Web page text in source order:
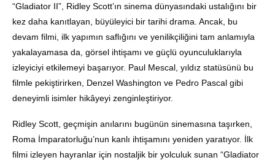
“Gladiator II”, Ridley Scott’ın sinema dünyasındaki ustalığını bir
kez daha kanıtlayan, büyüleyici bir tarihi drama. Ancak, bu
devam filmi, ilk yapımın saflığını ve yenilikçiliğini tam anlamıyla
yakalayamasa da, görsel ihtişamı ve güçlü oyunculuklarıyla
izleyiciyi etkilemeyi başarıyor. Paul Mescal, yıldız statüsünü bu
filmle pekiştirirken, Denzel Washington ve Pedro Pascal gibi
deneyimli isimler hikâyeyi zenginleştiriyor.
Ridley Scott, geçmişin anılarını bugünün sinemasına taşırken,
Roma İmparatorluğu’nun kanlı ihtişamını yeniden yaratıyor. İlk
filmi izleyen hayranlar için nostaljik bir yolculuk sunan “Gladiator